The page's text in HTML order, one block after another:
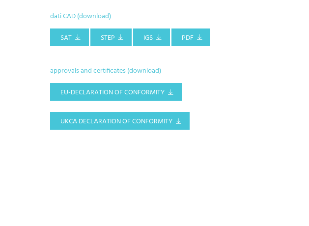
dati CAD (download)
SAT
STEP IGS PDF
approvals and certificates (download)
EU-DECLARATION OF CONFORMITY
UKCA DECLARATION OF CONFORMITY